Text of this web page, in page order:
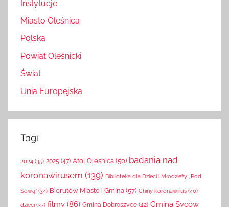
Instytucje
Miasto Oleśnica
Polska
Powiat Oleśnicki
Świat
Unia Europejska
Tagi
2024 (35) 2025 (47) Atol Oleśnica (50) badania nad
koronawirusem (139) Biblioteka dla Dzieci i Młodzieży „Pod
Sową” (34) Bierutów Miasto i Gmina (57) Chiny koronawirus (40)